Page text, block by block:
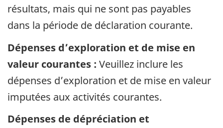
résultats, mais qui ne sont pas payables
dans la période de déclaration courante.
Dépenses d’exploration et de mise en
valeur courantes : Veuillez inclure les
dépenses d’exploration et de mise en valeur
imputées aux activités courantes.
Dépenses de dépréciation et